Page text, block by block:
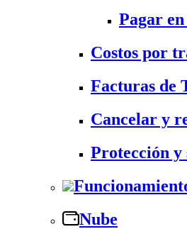
Pagar
Costos por
Facturas de
Cancelar y
Protección y
Nube